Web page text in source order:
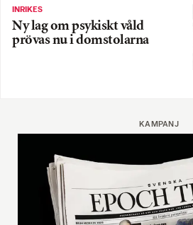
INRIKES
Ny lag om psykiskt våld
prövas nu i domstolarna
KAMPANJ